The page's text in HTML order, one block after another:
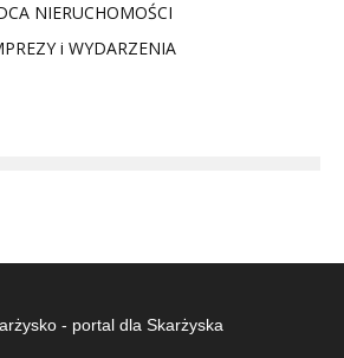
NIERUCHOMOŚCI
i WYDARZENIA